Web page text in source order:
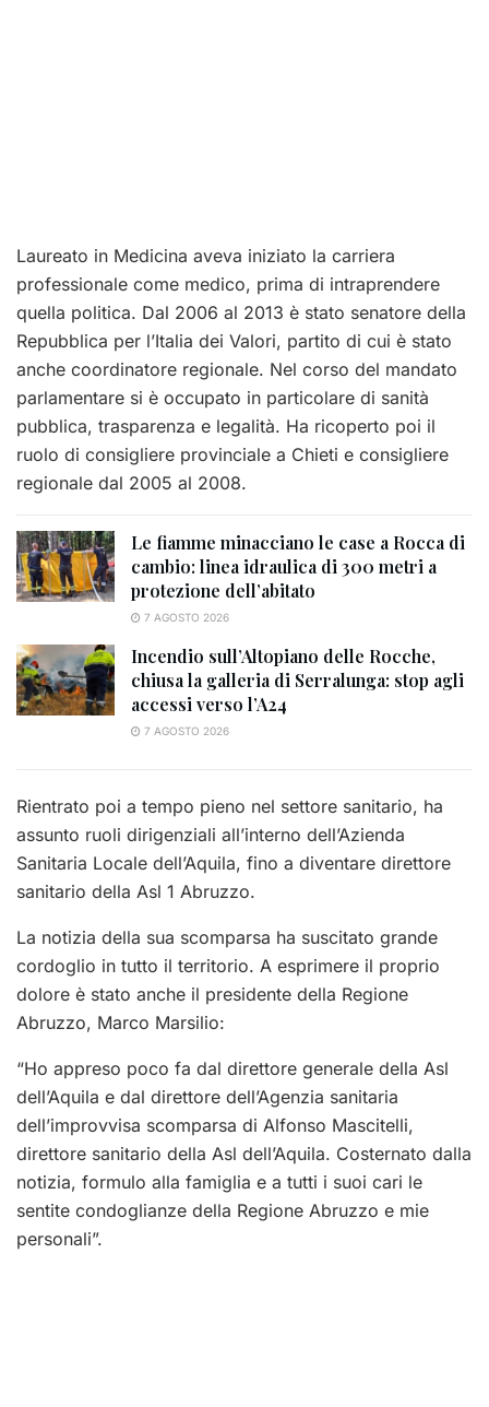
Laureato in Medicina aveva iniziato la carriera
professionale come medico, prima di intraprendere
quella politica. Dal 2006 al 2013 è stato senatore della
Repubblica per l’Italia dei Valori, partito di cui è stato
anche coordinatore regionale. Nel corso del mandato
parlamentare si è occupato in particolare di sanità
pubblica, trasparenza e legalità. Ha ricoperto poi il
ruolo di consigliere provinciale a Chieti e consigliere
regionale dal 2005 al 2008.
Le fiamme minacciano le case a Rocca di
cambio: linea idraulica di 300 metri a
protezione dell’abitato
7 AGOSTO 2026
Incendio sull’Altopiano delle Rocche,
chiusa la galleria di Serralunga: stop agli
accessi verso l’A24
7 AGOSTO 2026
Rientrato poi a tempo pieno nel settore sanitario, ha
assunto ruoli dirigenziali all’interno dell’Azienda
Sanitaria Locale dell’Aquila, fino a diventare direttore
sanitario della Asl 1 Abruzzo.
La notizia della sua scomparsa ha suscitato grande
cordoglio in tutto il territorio. A esprimere il proprio
dolore è stato anche il presidente della Regione
Abruzzo, Marco Marsilio:
“Ho appreso poco fa dal direttore generale della Asl
dell’Aquila e dal direttore dell’Agenzia sanitaria
dell’improvvisa scomparsa di Alfonso Mascitelli,
direttore sanitario della Asl dell’Aquila. Costernato dalla
notizia, formulo alla famiglia e a tutti i suoi cari le
sentite condoglianze della Regione Abruzzo e mie
personali”.